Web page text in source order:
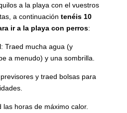
a la playa con el vuestros
a continuación tenéis 10
ir a la playa con perros:
: Traed mucha agua (y
a menudo) y una sombrilla.
y traed bolsas para
las horas de máximo calor.